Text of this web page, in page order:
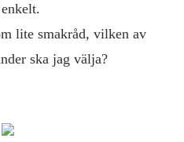
lite smakråd, vilken av
ska jag välja?